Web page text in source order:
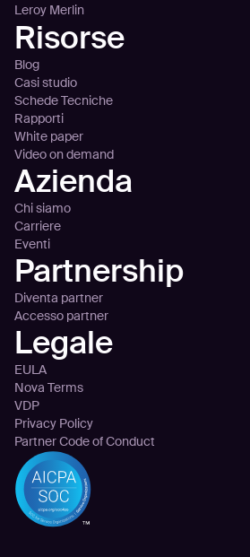
Leroy Merlin
Risorse
Blog
Casi studio
Schede Tecniche
Rapporti
White paper
Video on demand
Azienda
Chi siamo
Carriere
Eventi
Partnership
Diventa partner
Accesso partner
Legale
EULA
Nova Terms
VDP
Privacy Policy
Partner Code of Conduct